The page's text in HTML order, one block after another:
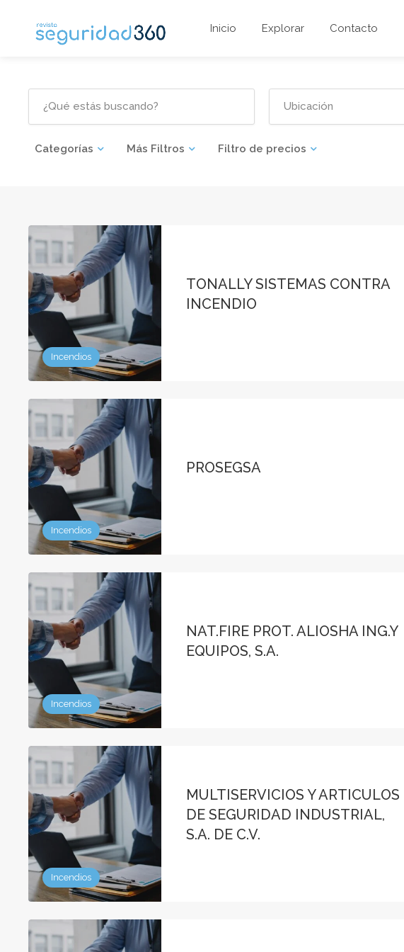
Inicio Explorar Contacto
Categorías Más Filtros Filtro de precios
Incendios
TONALLY SISTEMAS CONTRA
INCENDIO
Incendios
PROSEGSA
Incendios
NAT.FIRE PROT. ALIOSHA ING.Y
EQUIPOS, S.A.
Incendios
MULTISERVICIOS Y ARTICULOS
DE SEGURIDAD INDUSTRIAL,
S.A. DE C.V.